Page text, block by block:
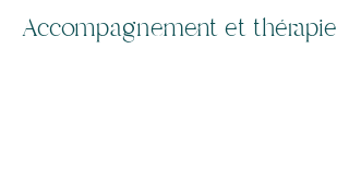
Accompagnement et thérapie